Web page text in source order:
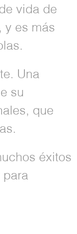
vida de
y es más
Una
su
que
éxitos
para